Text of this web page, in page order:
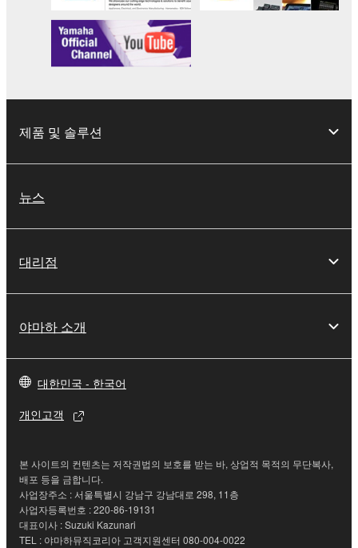
제품 및 솔루션
뉴스
대리점
야마하 소개
대한민국 - 한국어
개인고객
본 사이트의 컨텐츠는 저작권법의 보호를 받는 바, 상업적 목적의 무단복사,
배포 등을 금합니다.
사업장주소 : 서울특별시 강남구 강남대로 298, 11층
사업자등록번호 : 220-86-19131
대표이사 : Suzuki Kazunari
TEL : 야마하뮤직코리아 고객지원센터 080-004-0022